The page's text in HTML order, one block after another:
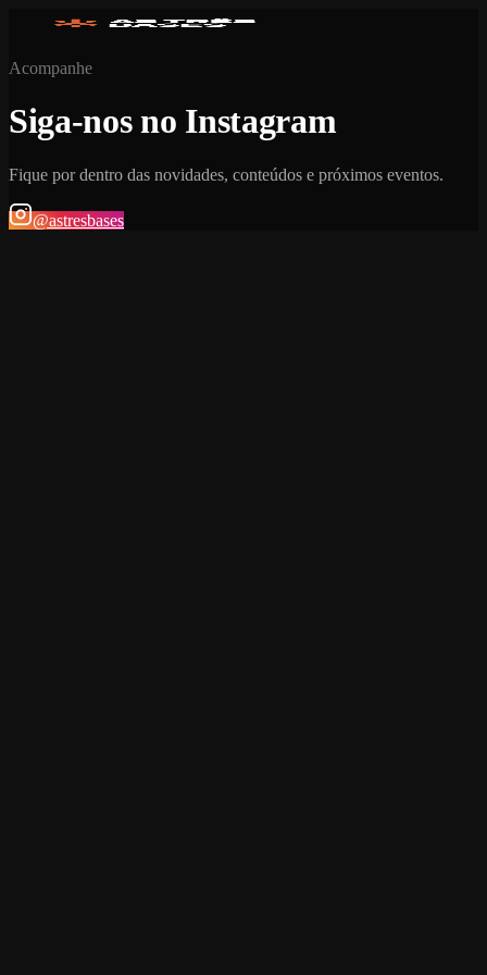
Acompanhe
Siga-nos no Instagram
Fique por dentro das novidades, conteúdos e próximos eventos.
@astresbases